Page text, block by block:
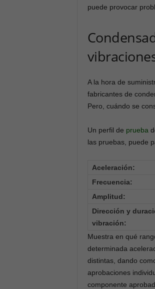
puede provocar
A la hora de
fabricantes de
Pero, cuándo se
Un perfil de prueba
las pruebas, puede
Aceleración:
Frecuencia:
Amplitud:
Dirección y
vibración:
Muestra en qué
determinada
distintas, dando
aprobaciones
componente